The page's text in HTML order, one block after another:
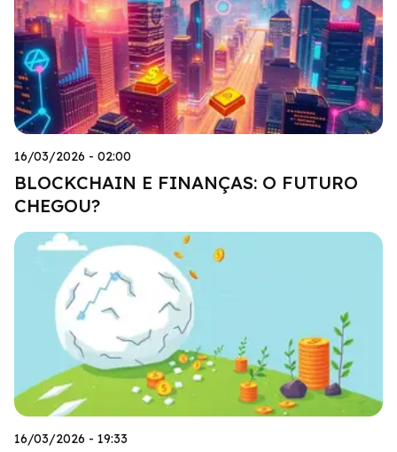
16/03/2026 - 02:00
BLOCKCHAIN E FINANÇAS: O FUTURO
CHEGOU?
16/03/2026 - 19:33